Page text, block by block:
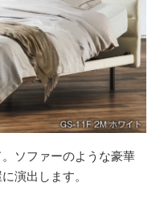
ソファーのような豪華
演出します。